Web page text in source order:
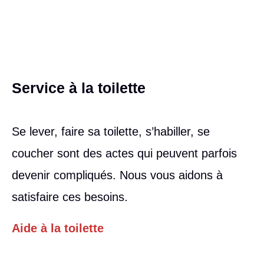
Service à la toilette
Se lever, faire sa toilette, s’habiller, se
coucher sont des actes qui peuvent parfois
devenir compliqués. Nous vous aidons à
satisfaire ces besoins.
Aide à la toilette